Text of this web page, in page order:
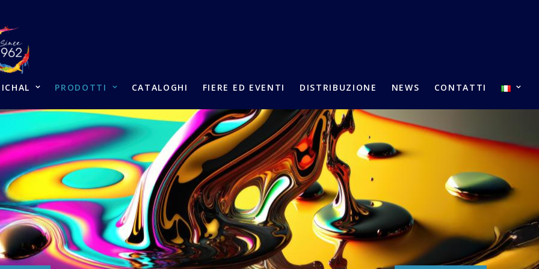
PRODOTTI CATALOGHI FIERE ED EVENTI DISTRIBUZIONE NEWS CONTATTI